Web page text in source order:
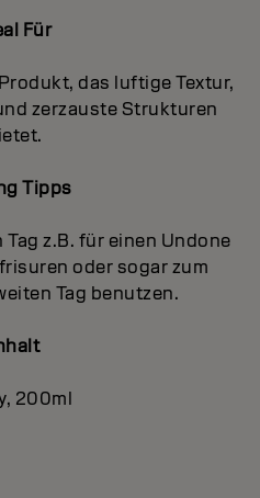
Für
das luftige Textur,
zerzauste Strukturen
Tipps
z.B. für einen Undone
oder sogar zum
Tag benutzen.
200ml